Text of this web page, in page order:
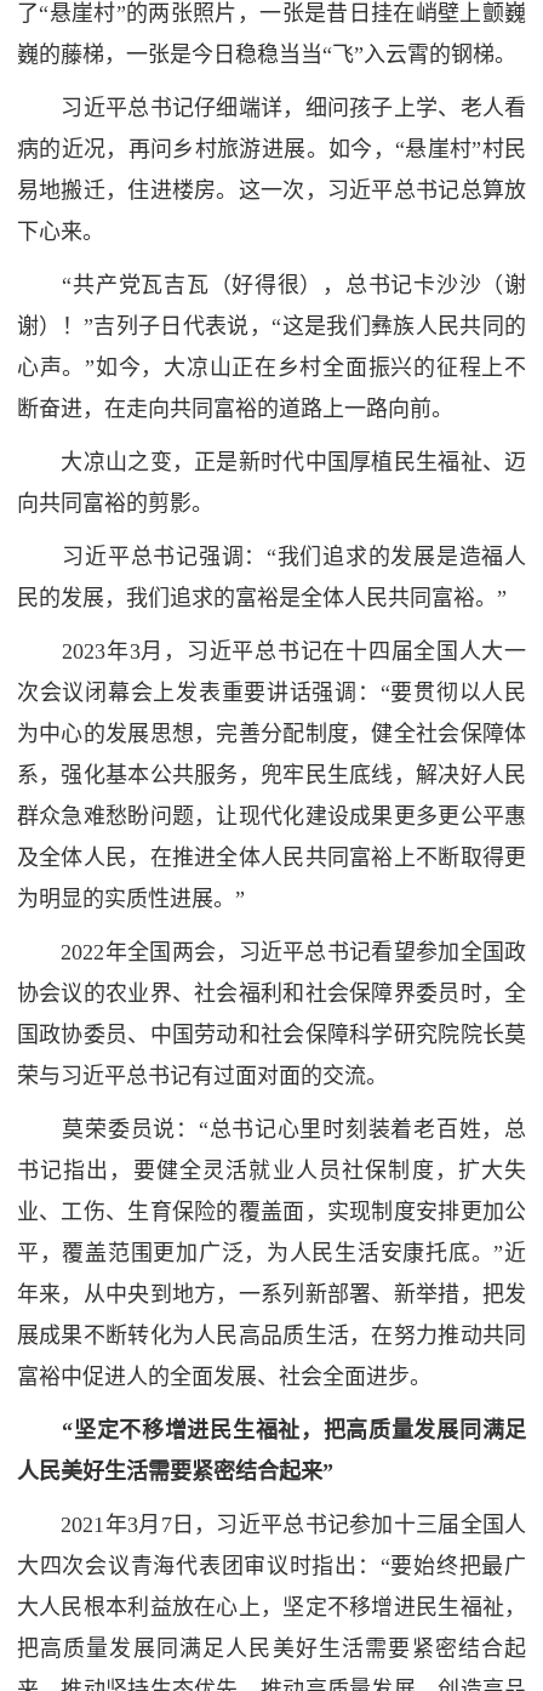
了“悬崖村”的两张照片，一张是昔日挂在峭壁上颤巍
巍的藤梯，一张是今日稳稳当当“飞”入云霄的钢梯。
习近平总书记仔细端详，细问孩子上学、老人看
病的近况，再问乡村旅游进展。如今，“悬崖村”村民
易地搬迁，住进楼房。这一次，习近平总书记总算放
下心来。
“共产党瓦吉瓦（好得很），总书记卡沙沙（谢
谢）！”吉列子日代表说，“这是我们彝族人民共同的
心声。”如今，大凉山正在乡村全面振兴的征程上不
断奋进，在走向共同富裕的道路上一路向前。
大凉山之变，正是新时代中国厚植民生福祉、迈
向共同富裕的剪影。
习近平总书记强调：“我们追求的发展是造福人
民的发展，我们追求的富裕是全体人民共同富裕。”
2023年3月，习近平总书记在十四届全国人大一
次会议闭幕会上发表重要讲话强调：“要贯彻以人民
为中心的发展思想，完善分配制度，健全社会保障体
系，强化基本公共服务，兜牢民生底线，解决好人民
群众急难愁盼问题，让现代化建设成果更多更公平惠
及全体人民，在推进全体人民共同富裕上不断取得更
为明显的实质性进展。”
2022年全国两会，习近平总书记看望参加全国政
协会议的农业界、社会福利和社会保障界委员时，全
国政协委员、中国劳动和社会保障科学研究院院长莫
荣与习近平总书记有过面对面的交流。
莫荣委员说：“总书记心里时刻装着老百姓，总
书记指出，要健全灵活就业人员社保制度，扩大失
业、工伤、生育保险的覆盖面，实现制度安排更加公
平，覆盖范围更加广泛，为人民生活安康托底。”近
年来，从中央到地方，一系列新部署、新举措，把发
展成果不断转化为人民高品质生活，在努力推动共同
富裕中促进人的全面发展、社会全面进步。
“坚定不移增进民生福祉，把高质量发展同满足
人民美好生活需要紧密结合起来”
2021年3月7日，习近平总书记参加十三届全国人
大四次会议青海代表团审议时指出：“要始终把最广
大人民根本利益放在心上，坚定不移增进民生福祉，
把高质量发展同满足人民美好生活需要紧密结合起